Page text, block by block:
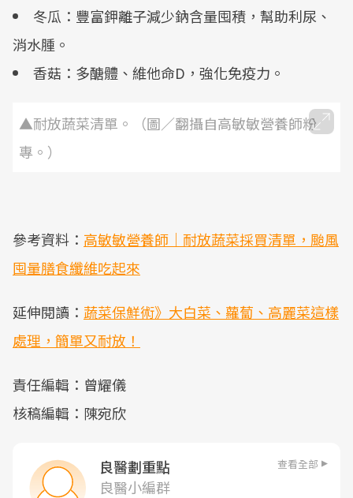
冬瓜：豐富鉀離子減少鈉含量囤積，幫助利尿、
消水腫。
香菇：多醣體、維他命D，強化免疫力。
▲耐放蔬菜清單。（圖／翻攝自高敏敏營養師粉
專。）
參考資料： 高敏敏營養師｜耐放蔬菜採買清單，颱風
囤量膳食纖維吃起來
延伸閱讀： 蔬菜保鮮術》大白菜、蘿蔔、高麗菜這樣
處理，簡單又耐放！
責任編輯：曾耀儀
核稿編輯：陳宛欣
良醫劃重點 查看全部
良醫小編群